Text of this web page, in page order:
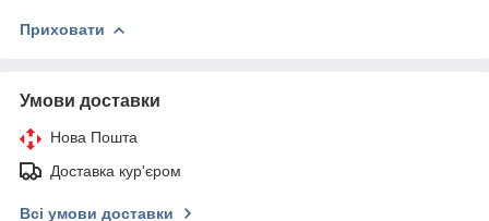
Приховати
Умови доставки
Нова Пошта
Доставка кур'єром
Всі умови доставки